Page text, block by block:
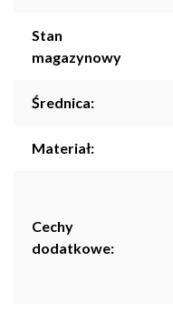
Stan
magazynowy
Średnica:
Materiał:
Cechy
dodatkowe: